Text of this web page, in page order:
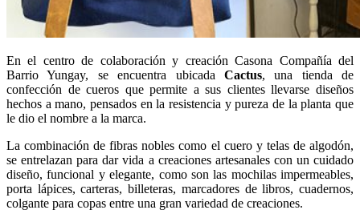
En el centro de colaboración y creación Casona Compañía del
Barrio Yungay, se encuentra ubicada Cactus, una tienda de
confección de cueros que permite a sus clientes llevarse diseños
hechos a mano, pensados en la resistencia y pureza de la planta que
le dio el nombre a la marca.
La combinación de fibras nobles como el cuero y telas de algodón,
se entrelazan para dar vida a creaciones artesanales con un cuidado
diseño, funcional y elegante, como son las mochilas impermeables,
porta lápices, carteras, billeteras, marcadores de libros, cuadernos,
colgante para copas entre una gran variedad de creaciones.